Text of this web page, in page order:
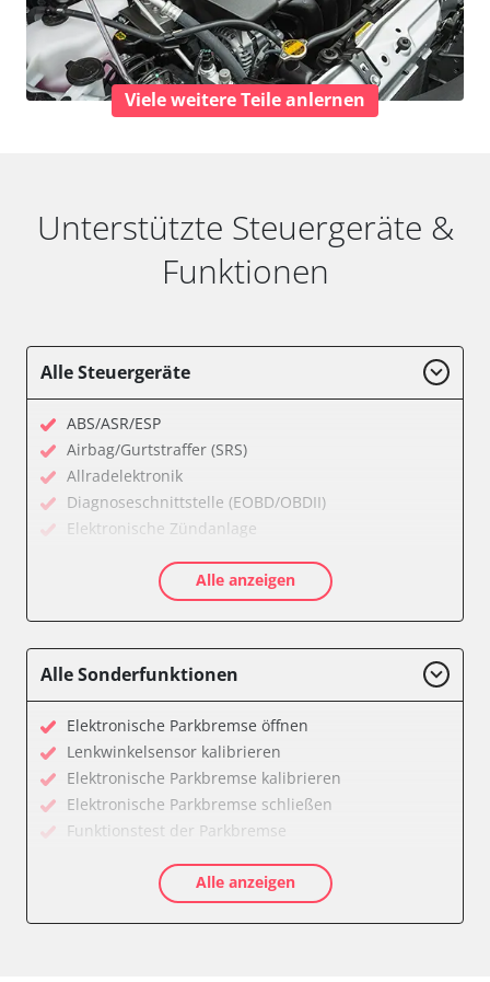
Viele weitere Teile anlernen
Unterstützte Steuergeräte &
Funktionen
Alle Steuergeräte
ABS/ASR/ESP
Airbag/Gurtstraffer (SRS)
Allradelektronik
Diagnoseschnittstelle (EOBD/OBDII)
Elektronische Zündanlage
Kombiinstrument
Servolenkung
Verfügbarkeit abhängig von Modell, Motorisierung, Ausstattung
und Konfiguration
Alle anzeigen
Alle Sonderfunktionen
Elektronische Parkbremse öffnen
Lenkwinkelsensor kalibrieren
Elektronische Parkbremse kalibrieren
Elektronische Parkbremse schließen
Funktionstest der Parkbremse
Parkbremse in Montageposition fahren
Alle anzeigen